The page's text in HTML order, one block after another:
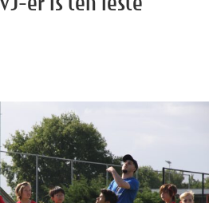
er is ten leste